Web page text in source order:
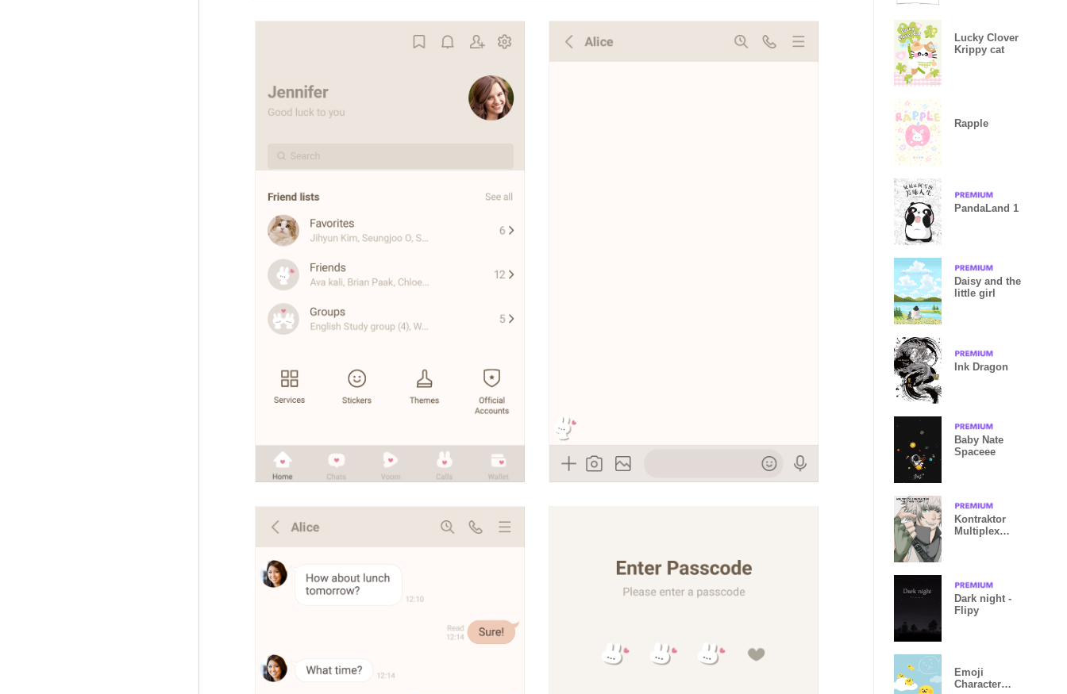
Lucky Clover
Krippy cat
Rapple
PandaLand 1
Daisy and the
little girl
Ink Dragon
Baby Nate
Spaceee
Kontraktor
Multiplex
Dark night -
Flipy
Emoji
Character